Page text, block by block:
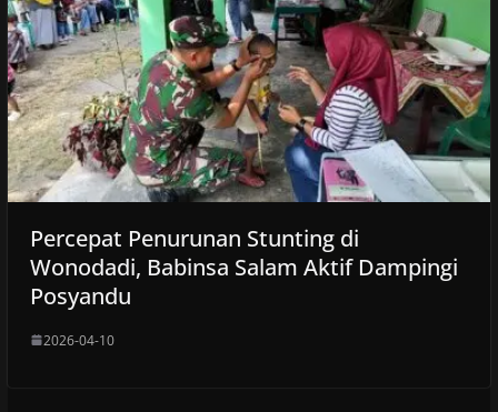
Percepat Penurunan Stunting di
Wonodadi, Babinsa Salam Aktif Dampingi
Posyandu
2026-04-10